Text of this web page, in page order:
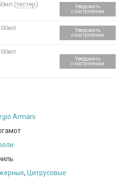
(тестер)
Уведомить
о поступлении
Уведомить
о поступлении
Уведомить
о поступлении
Armani
, Цитрусовые